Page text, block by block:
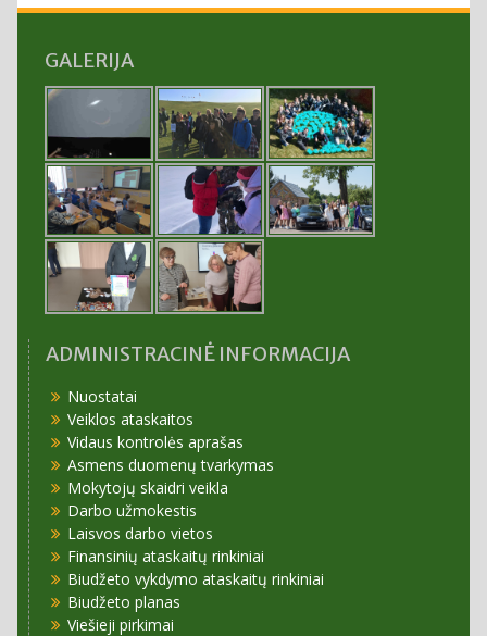
GALERIJA
ADMINISTRACINĖ INFORMACIJA
Nuostatai
Veiklos ataskaitos
Vidaus kontrolės aprašas
Asmens duomenų tvarkymas
Mokytojų skaidri veikla
Darbo užmokestis
Laisvos darbo vietos
Finansinių ataskaitų rinkiniai
Biudžeto vykdymo ataskaitų rinkiniai
Biudžeto planas
Viešieji pirkimai